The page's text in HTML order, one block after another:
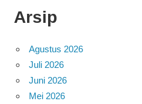
Arsip
Agustus 2026
Juli 2026
Juni 2026
Mei 2026